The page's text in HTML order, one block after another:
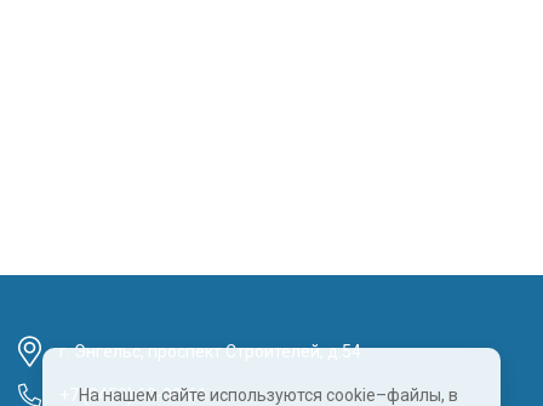
На нашем сайте используются cookie–файлы, в
г. Энгельс, проспект Строителей, д.54
+7 (8452) 68-00-61